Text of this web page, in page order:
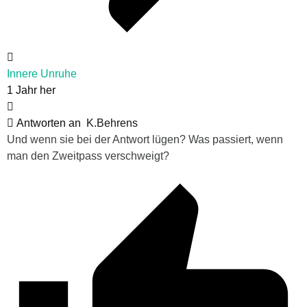
Innere Unruhe
1 Jahr her
Antworten an
K.Behrens
Und wenn sie bei der Antwort lügen? Was passiert, wenn
man den Zweitpass verschweigt?